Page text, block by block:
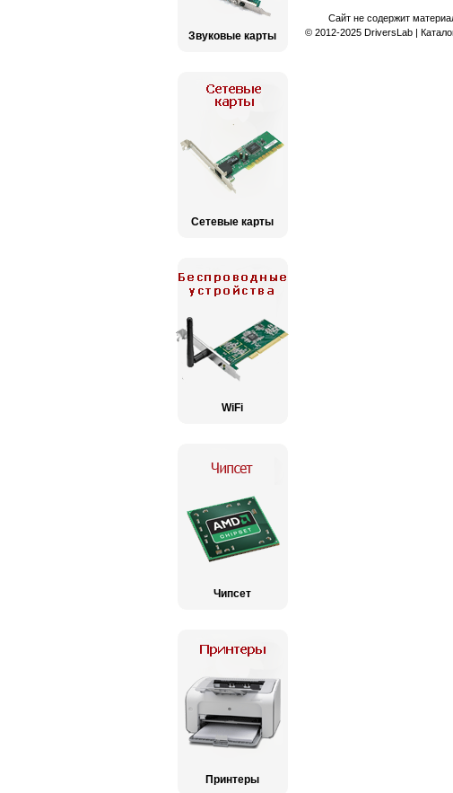
Звуковые карты
Сетевые карты
WiFi
Чипсет
Принтеры
Сайт не содержит
© 2012-2025 DriversLab |